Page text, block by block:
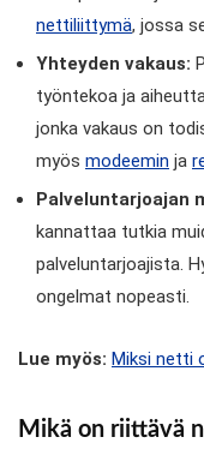
nettiliittymä, jossa
Yhteyden vakaus:
työntekoa ja
jonka vakaus on
myös modeemin ja
Palveluntarjoajan
kannattaa tutkia
palveluntarjoajista.
ongelmat nopeasti.
Lue myös: Miksi netti
Mikä on riittävä